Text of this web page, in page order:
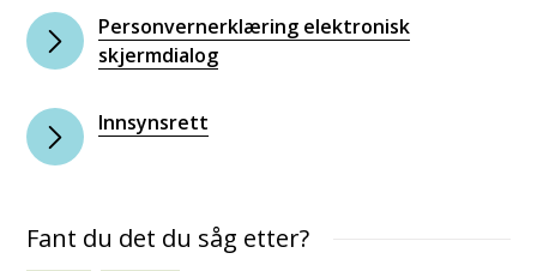
Personvernerklæring elektronisk
skjermdialog
Innsynsrett
Fant du det du såg etter?